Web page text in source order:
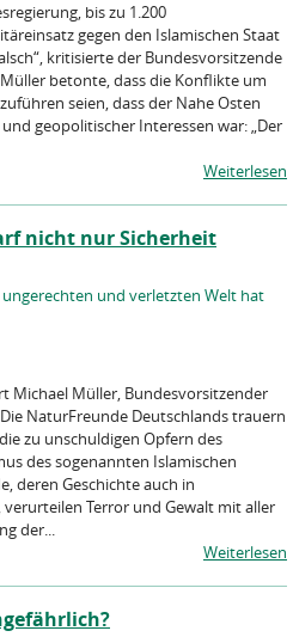
bis zu 1.200
gegen den Islamischen Staat
kritisierte der Bundesvorsitzende
betonte, dass die Konflikte um
seien, dass der Nahe Osten
geopolitischer Interessen war: „Der
Weiterlesen
nicht nur Sicherheit
und verletzten Welt hat
Michael Müller, Bundesvorsitzender
NaturFreunde Deutschlands trauern
zu unschuldigen Opfern des
des sogenannten Islamischen
deren Geschichte auch in
Terror und Gewalt mit aller
der...
Weiterlesen